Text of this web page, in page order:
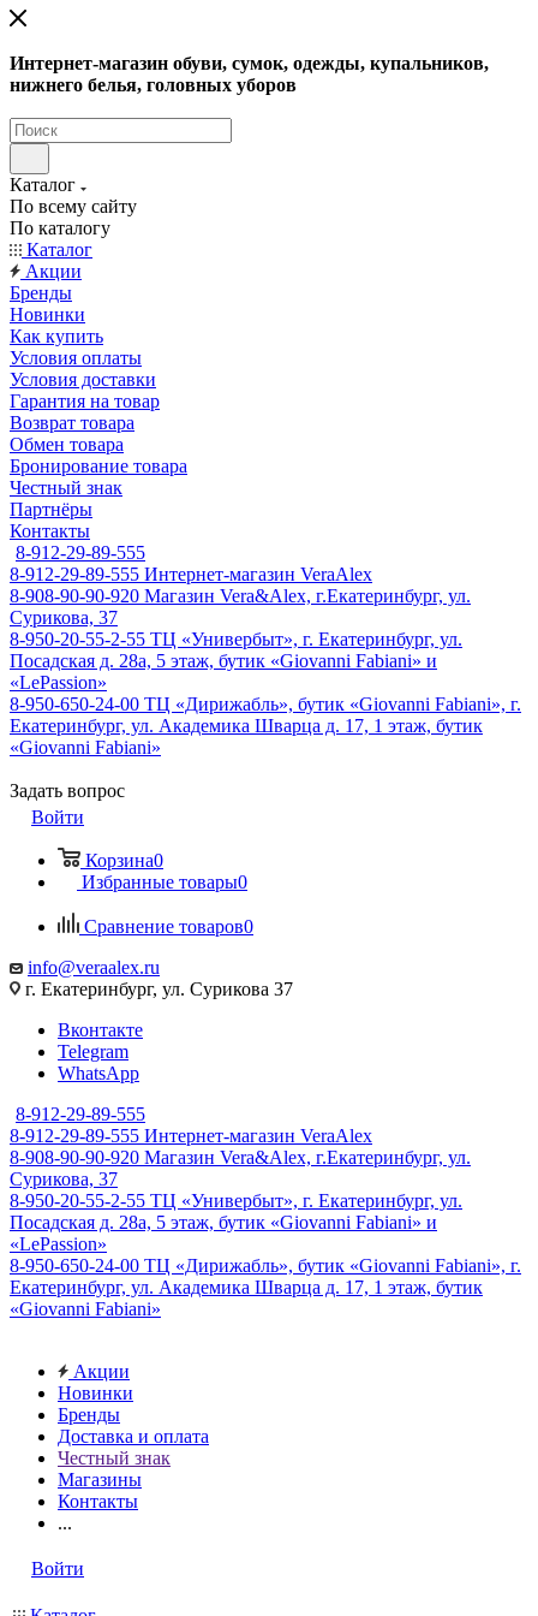
Интернет-магазин обуви, сумок, одежды, купальников,
нижнего белья, головных уборов
Каталог
По всему сайту
По каталогу
Каталог
Акции
Бренды
Новинки
Как купить
Условия оплаты
Условия доставки
Гарантия на товар
Возврат товара
Обмен товара
Бронирование товара
Честный знак
Партнёры
Контакты
8-912-29-89-555
8-912-29-89-555 Интернет-магазин VeraAlex
8-908-90-90-920 Магазин Vera&Alex, г.Екатеринбург, ул.
Сурикова, 37
8-950-20-55-2-55 ТЦ «Универбыт», г. Екатеринбург, ул.
Посадская д. 28а, 5 этаж, бутик «Giovanni Fabiani» и
«LePassion»
8-950-650-24-00 ТЦ «Дирижабль», бутик «Giovanni Fabiani», г.
Екатеринбург, ул. Академика Шварца д. 17, 1 этаж, бутик
«Giovanni Fabiani»
Задать вопрос
Войти
Корзина0
Избранные товары0
Сравнение товаров0
info@veraalex.ru
г. Екатеринбург, ул. Сурикова 37
Вконтакте
Telegram
WhatsApp
8-912-29-89-555
8-912-29-89-555 Интернет-магазин VeraAlex
8-908-90-90-920 Магазин Vera&Alex, г.Екатеринбург, ул.
Сурикова, 37
8-950-20-55-2-55 ТЦ «Универбыт», г. Екатеринбург, ул.
Посадская д. 28а, 5 этаж, бутик «Giovanni Fabiani» и
«LePassion»
8-950-650-24-00 ТЦ «Дирижабль», бутик «Giovanni Fabiani», г.
Екатеринбург, ул. Академика Шварца д. 17, 1 этаж, бутик
«Giovanni Fabiani»
Акции
Новинки
Бренды
Доставка и оплата
Честный знак
Магазины
Контакты
...
Войти